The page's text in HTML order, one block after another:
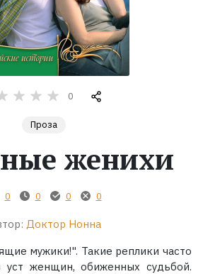
0
Проза
женихи
0 0 0 0
Доктор Нонна
мужики!". Такие реплики час­то
женщин, обиженных судьбой.